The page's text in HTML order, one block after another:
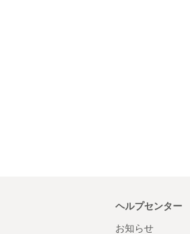
ヘルプセンター
お知らせ